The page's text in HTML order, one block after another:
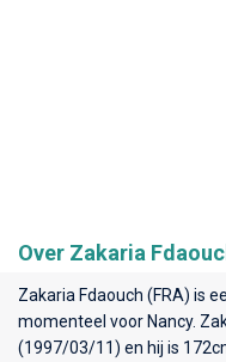
Over Zakaria
Zakaria Fdaouch (FRA) is
momenteel voor Nancy.
(1997/03/11) en hij is